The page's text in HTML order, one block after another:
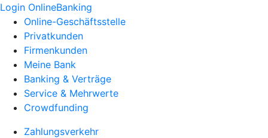
Login OnlineBanking
Online-Geschäftsstelle
Privatkunden
Firmenkunden
Meine Bank
Banking & Verträge
Service & Mehrwerte
Crowdfunding
Zahlungsverkehr